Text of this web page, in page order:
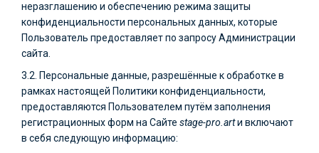
неразглашению и обеспечению режима защиты
конфиденциальности персональных данных, которые
Пользователь предоставляет по запросу Администрации
сайта.
3.2. Персональные данные, разрешённые к обработке в
рамках настоящей Политики конфиденциальности,
предоставляются Пользователем путём заполнения
регистрационных форм на Сайте stage-pro.artи включают
в себя следующую информацию: